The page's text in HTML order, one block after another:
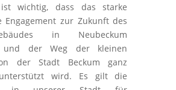
wichtig, dass das starke
Engagement zur Zukunft des
in Neubeckum
und der Weg der kleinen
der Stadt Beckum ganz
wird. Es gilt die